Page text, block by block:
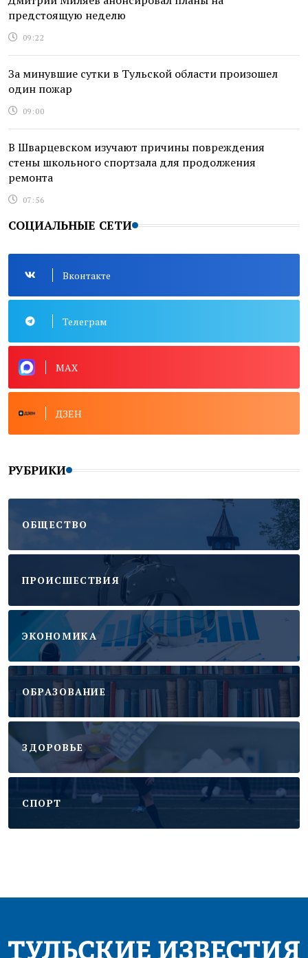
предстоящую неделю
09:22
За минувшие сутки в Тульской области произошел
один пожар
09:00
В Шварцевском изучают причины повреждения
стены школьного спортзала для продолжения
ремонта
07:56
СОЦИАЛЬНЫЕ СЕТИ
Вконтакте
Телеграм
MAX
ДЗЕН
РУБРИКИ
ОБЩЕСТВО
ПРОИСШЕСТВИЯ
ЭКОНОМИКА
ОБРАЗОВАНИЕ
ЗДОРОВЬЕ
CПОРТ